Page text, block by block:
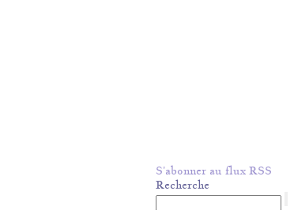
S'abonner au flux RSS
Recherche